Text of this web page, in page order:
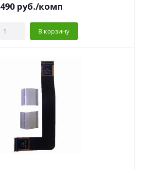
490 руб./комп
В корзину